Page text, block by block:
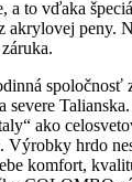
a to vďaka
akrylovej peny.
spoločnosť
severe
ako
Výrobky hrdo
komfort,